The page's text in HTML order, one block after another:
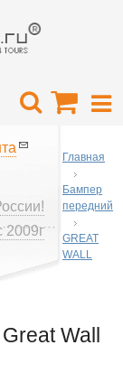
2009г
Главная
Бампер
передний
GREAT
WALL
Wall